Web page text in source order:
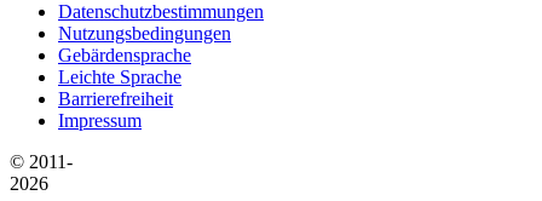
Datenschutzbestimmungen
Nutzungsbedingungen
Gebärdensprache
Leichte Sprache
Barrierefreiheit
Impressum
© 2011-
2026